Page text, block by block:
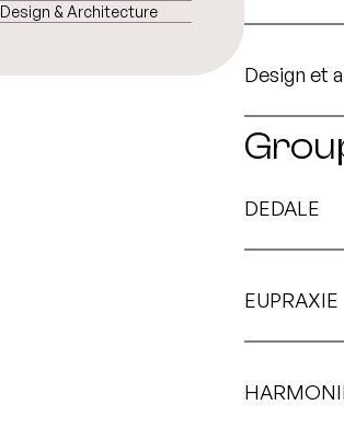
Design & Architecture
Design et
DEDALE
EUPRAXIE